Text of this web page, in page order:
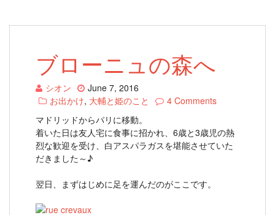
ブローニュの森へ
シオン
June 7, 2016
お出かけ, 大輔と姫のこと
4 Comments
マドリッドからパリに移動。
着いた日は友人宅に食事に招かれ、6歳と3歳児の熱
烈な歓迎を受け、白アスパラガスを堪能させていた
だきました～♪
翌日、まずはじめに足を運んだのがここです。